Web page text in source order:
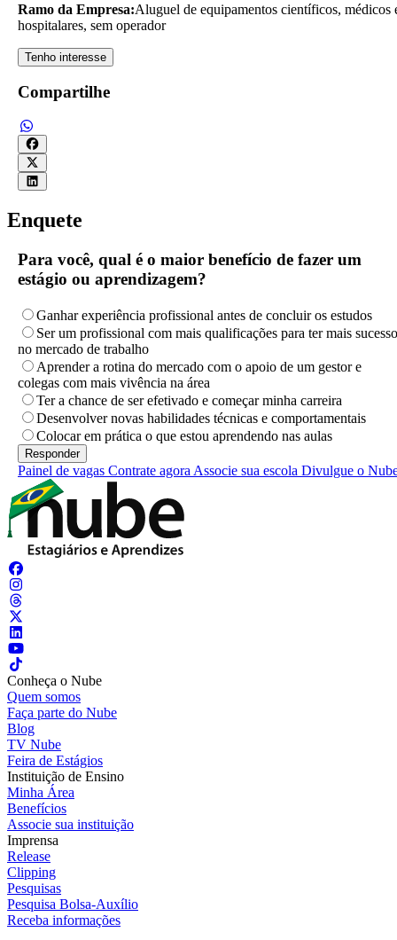
Ramo da Empresa:Aluguel de equipamentos científicos, médicos
hospitalares, sem operador
Tenho interesse
Compartilhe
Enquete
Para você, qual é o maior benefício de fazer um
estágio ou aprendizagem?
Ganhar experiência profissional antes de concluir os estudos
Ser um profissional com mais qualificações para ter mais sucesso
no mercado de trabalho
Aprender a rotina do mercado com o apoio de um gestor e
colegas com mais vivência na área
Ter a chance de ser efetivado e começar minha carreira
Desenvolver novas habilidades técnicas e comportamentais
Colocar em prática o que estou aprendendo nas aulas
Painel de vagas Contrate agora Associe sua escola Divulgue o
Conheça o Nube
Quem somos
Faça parte do Nube
Blog
TV Nube
Feira de Estágios
Instituição de Ensino
Minha Área
Benefícios
Associe sua instituição
Imprensa
Release
Clipping
Pesquisas
Pesquisa Bolsa-Auxílio
Receba informações